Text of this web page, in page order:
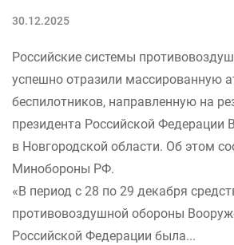
30.12.2025
Российские системы
успешно отразили массированную
беспилотников, направленную на
президента Российской Федерации
в Новгородской области. Об этом
Минобороны РФ.
«В период с 28 по 29 декабря
противовоздушной обороны
Российской Федерации была...